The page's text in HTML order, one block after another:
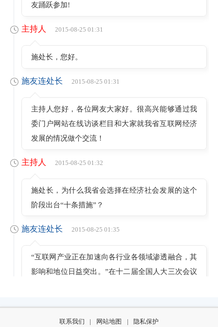
友踊跃参加!
主持人 2015-08-25 01:31
施处长，您好。
施友连处长 2015-08-25 01:31
主持人您好，各位网友大家好。很高兴能够通过我
委门户网站在线访谈栏目和大家就我省互联网经济
发展的情况做个交流！
主持人 2015-08-25 01:32
施处长，为什么我省会选择在经济社会发展的这个
阶段出台“十条措施”？
施友连处长 2015-08-25 01:35
“互联网产业正在加速向各行业各领域渗透融合，其
影响和地位日益突出。”在十二届全国人大三次会议
联系我们 | 网站地图 | 隐私保护